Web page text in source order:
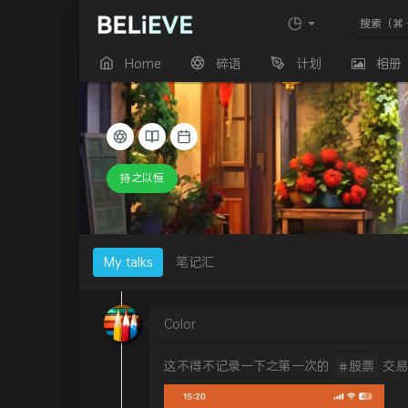
Home 碎语 计划 相册
持之以恒
My talks 笔记汇
Color
这不得不记录一下之第一次的 股票 交